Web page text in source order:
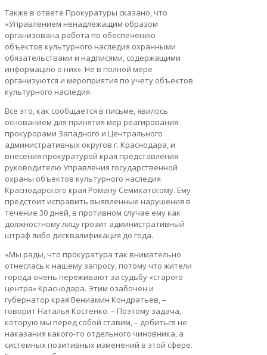
Также в ответе Прокуратуры сказано, что
«Управлением ненадлежащим образом
организована работа по обеспечению
объектов культурного наследия охранными
обязательствами и надписями, содержащими
информацию о них». Не в полной мере
организуются и мероприятия по учету объектов
культурного наследия.
Все это, как сообщается в письме, явилось
основанием для принятия мер реагирования
прокурорами Западного и Центрального
административных округов г. Краснодара, и
внесения прокуратурой края представления
руководителю Управления государственной
охраны объектов культурного наследия
Краснодарского края Роману Семихатскому. Ему
предстоит исправить выявленные нарушения в
течение 30 дней, в противном случае ему как
должностному лицу грозит административный
штраф либо дисквалификация до года.
«Мы рады, что прокуратура так внимательно
отнеслась к нашему запросу, потому что жители
города очень переживают за судьбу «старого
центра» Краснодара. Этим озабочен и
губернатор края Вениамин Кондратьев, –
говорит Наталья Костенко. – Поэтому задача,
которую мы перед собой ставим, – добиться не
наказания какого-то отдельного чиновника, а
системных позитивных изменений в этой сфере.